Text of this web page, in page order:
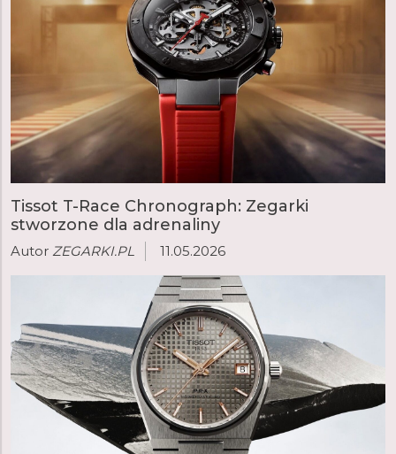
Tissot T-Race Chronograph: Zegarki
stworzone dla adrenaliny
Autor ZEGARKI.PL 11.05.2026